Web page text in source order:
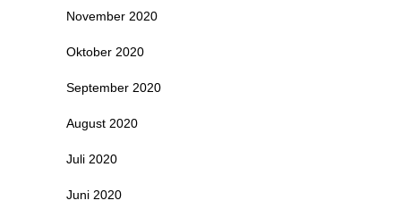
November 2020
Oktober 2020
September 2020
August 2020
Juli 2020
Juni 2020